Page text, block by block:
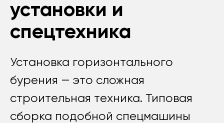
установки и
спецтехника
Установка горизонтального
бурения — это сложная
строительная техника. Типовая
сборка подобной спецмашины